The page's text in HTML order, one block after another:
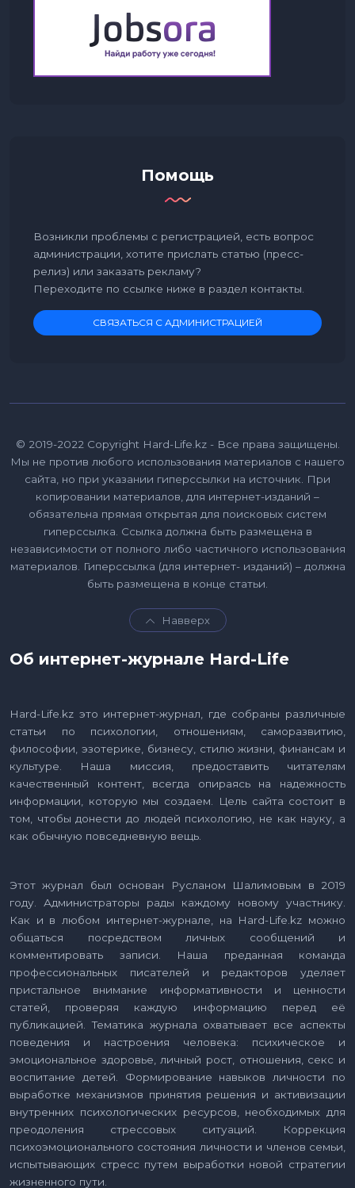
Помощь
Возникли проблемы с регистрацией, есть вопрос
администрации, хотите прислать статью (пресс-
релиз) или заказать рекламу?
Переходите по ссылке ниже в раздел контакты.
СВЯЗАТЬСЯ С АДМИНИСТРАЦИЕЙ
© 2019-2022 Copyright Hard-Life.kz - Все права защищены.
Мы не против любого использования материалов с нашего
сайта, но при указании гиперссылки на источник. При
копировании материалов, для интернет-изданий –
обязательна прямая открытая для поисковых систем
гиперссылка. Ссылка должна быть размещена в
независимости от полного либо частичного использования
материалов. Гиперссылка (для интернет- изданий) – должна
быть размещена в конце статьи.
Навверх
Об интернет-журнале Hard-Life
Hard-Life.kz это интернет-журнал, где собраны различные
статьи по психологии, отношениям, саморазвитию,
философии, эзотерике, бизнесу, стилю жизни, финансам и
культуре. Наша миссия, предоставить читателям
качественный контент, всегда опираясь на надежность
информации, которую мы создаем. Цель сайта состоит в
том, чтобы донести до людей психологию, не как науку, а
как обычную повседневную вещь.
Этот журнал был основан Русланом Шалимовым в 2019
году. Администраторы рады каждому новому участнику.
Как и в любом интернет-журнале, на Hard-Life.kz можно
общаться посредством личных сообщений и
комментировать записи. Наша преданная команда
профессиональных писателей и редакторов уделяет
пристальное внимание информативности и ценности
статей, проверяя каждую информацию перед её
публикацией. Тематика журнала охватывает все аспекты
поведения и настроения человека: психическое и
эмоциональное здоровье, личный рост, отношения, секс и
воспитание детей. Формирование навыков личности по
выработке механизмов принятия решения и активизации
внутренних психологических ресурсов, необходимых для
преодоления стрессовых ситуаций. Коррекция
психоэмоционального состояния личности и членов семьи,
испытывающих стресс путем выработки новой стратегии
жизненного пути.